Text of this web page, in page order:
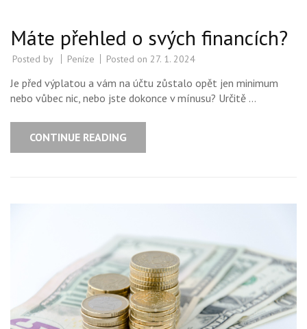
Máte přehled o svých financích?
Posted by Peníze Posted on 27. 1. 2024
Je před výplatou a vám na účtu zůstalo opět jen minimum
nebo vůbec nic, nebo jste dokonce v mínusu? Určitě …
CONTINUE READING